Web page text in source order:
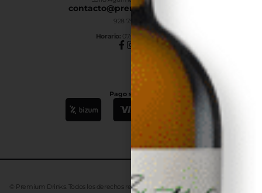
contacto@premiumdrinks.es
928 754 363
Horario: 07:00h a 15:00h
Pago seguro
© Premium Drinks. Todos los derechos reservados. Desarrollado Advanze